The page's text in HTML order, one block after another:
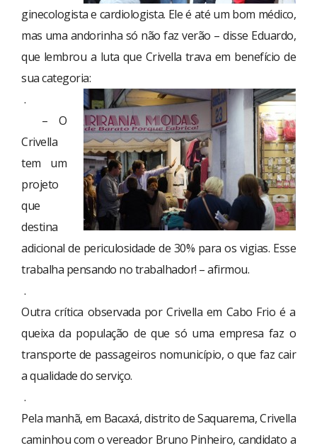
ginecologista e cardiologista. Ele é até um bom médico,
mas uma andorinha só não faz verão – disse Eduardo,
que lembrou a luta que Crivella trava em benefício de
sua categoria:
.
– O
Crivella
tem um
projeto
que
destina
adicional de periculosidade de 30% para os vigias. Esse
trabalha pensando no trabalhador! – afirmou.
.
Outra crítica observada por Crivella em Cabo Frio é a
queixa da população de que só uma empresa faz o
transporte de passageiros nomunicípio, o que faz cair
a qualidade do serviço.
.
Pela manhã, em Bacaxá, distrito de Saquarema, Crivella
caminhou com o vereador Bruno Pinheiro, candidato a